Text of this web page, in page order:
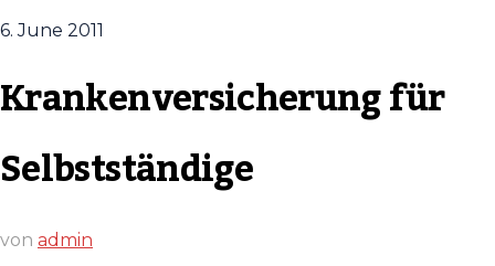
6. June 2011
Krankenversicherung für
Selbstständige
von admin